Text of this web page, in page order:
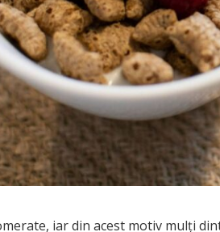
iar din acest motiv mulți